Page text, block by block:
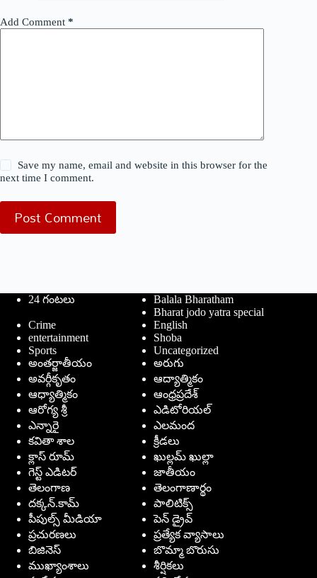
Add Comment *
Save my name, email and website in this browser for the
next time I comment.
Post Comment
24 గంటలు
Balala Bharatham
Bharat jodo yatra special
Crime
English
entertainment
Shoba
Sports
Uncategorized
అంతర్జాతీయం
అరుగు
అవర్గీకృతం
ఆద్యాత్మికం
ఆధ్యాత్మికం
ఆంధ్రప్రదేశ్
ఆరోగ్య శ్రీ
ఎడిటోరియల్
ఎన్నారై
ఎలమంద
కవితా శాల
క్రీడలు
క్లాస్ రూమ్
ఖుల్లమ్ ఖుల్లా
గెస్ట్ ఎడిటర్
జాతీయం
తెలంగాణ
తెలంగాణార్థం
దక్కన్.కామ్
పాలిటిక్స్
పీపుల్స్ ‌మీడియా
పెన్ డ్రైవ్
ప్రచురణలు
ప్రత్యేక వ్యాసాలు
బిజినెస్
బొమ్మా బొరుసు
ముఖ్యాంశాలు
శీర్షికలు